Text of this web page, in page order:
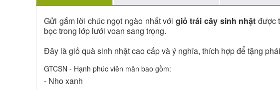
Gửi gắm lời chúc ngọt ngào nhất với giỏ trái cây sinh nhật được
bọc trong lớp lưới voan sang trọng.
Đây là giỏ quà sinh nhật cao cấp và ý nghĩa, thích hợp để tặng
GTCSN - Hạnh phúc viên mãn bao gồm:
- Nho xanh